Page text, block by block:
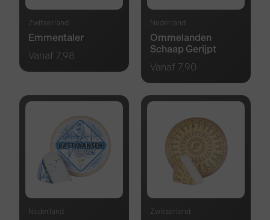
Zwitserland
Emmentaler
Vanaf 7,98
Nederland
Ommelanden
Schaap Gerijpt
Vanaf 7,90
Nederland Zwitserland